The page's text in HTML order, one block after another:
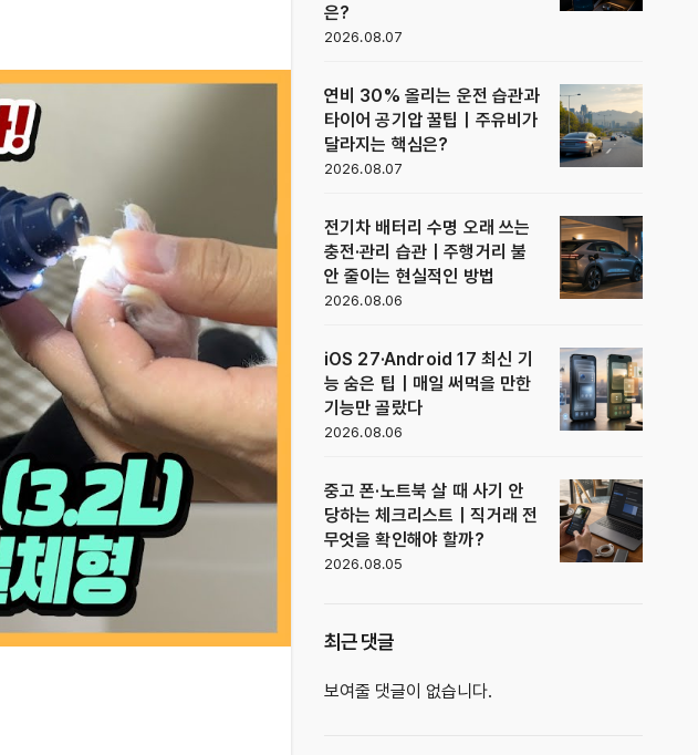
은?
2026.08.07
연비 30% 올리는 운전 습관과
타이어 공기압 꿀팁｜주유비가
달라지는 핵심은?
2026.08.07
전기차 배터리 수명 오래 쓰는
충전·관리 습관｜주행거리 불
안 줄이는 현실적인 방법
2026.08.06
iOS 27·Android 17 최신 기
능 숨은 팁｜매일 써먹을 만한
기능만 골랐다
2026.08.06
중고 폰·노트북 살 때 사기 안
당하는 체크리스트｜직거래 전
무엇을 확인해야 할까?
2026.08.05
최근 댓글
보여줄 댓글이 없습니다.